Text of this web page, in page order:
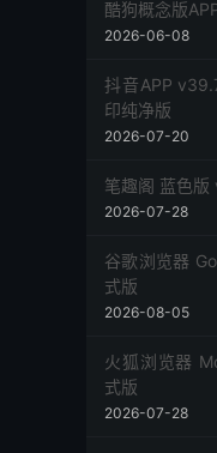
酷狗概念版
2026-06-08
抖音APP
印纯净版
2026-07-20
笔趣阁 蓝色
2026-07-28
谷歌浏览器
式版
2026-08-05
火狐浏览器
式版
2026-07-28